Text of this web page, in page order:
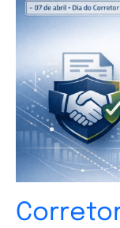
que
muda
2026
e
como
atuar
com
mais
segurança